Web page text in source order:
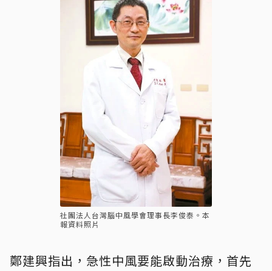
社團法人台灣腦中風學會理事長李俊泰。本
報資料照片
鄭建興指出，急性中風要能啟動治療，首先